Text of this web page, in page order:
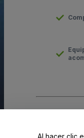
Al hacer clic